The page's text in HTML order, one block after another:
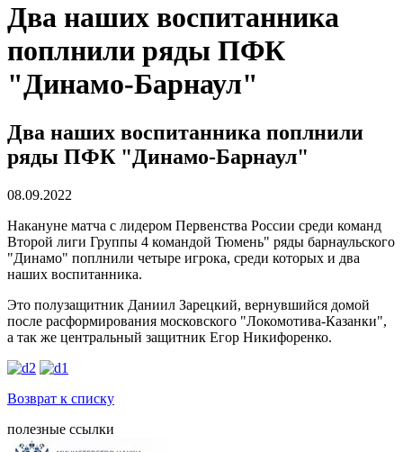
Два наших воспитанника
поплнили ряды ПФК
"Динамо-Барнаул"
Два наших воспитанника поплнили
ряды ПФК "Динамо-Барнаул"
08.09.2022
Накануне матча с лидером Первенства России среди команд
Второй лиги Группы 4 командой Тюмень" ряды барнаульского
"Динамо" поплнили четыре игрока, среди которых и два
наших воспитанника.
Это полузащитник Даниил Зарецкий, вернувшийся домой
после расформирования московского "Локомотива-Казанки",
а так же центральный защитник Егор Никифоренко.
Возврат к списку
полезные ссылки